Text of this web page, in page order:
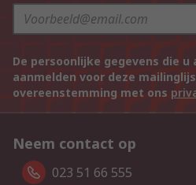
De persoonlijke gegevens die
aanmelden voor deze
overeenstemming met ons
Neem contact op
023 51 66 555